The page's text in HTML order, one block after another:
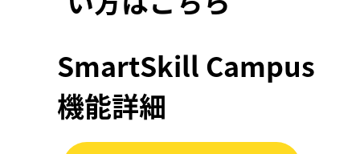
SmartSkill Campus
機能詳細